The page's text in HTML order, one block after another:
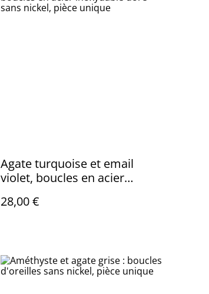
Agate turquoise et email
violet, boucles en acier
pièce unique
28,00 €